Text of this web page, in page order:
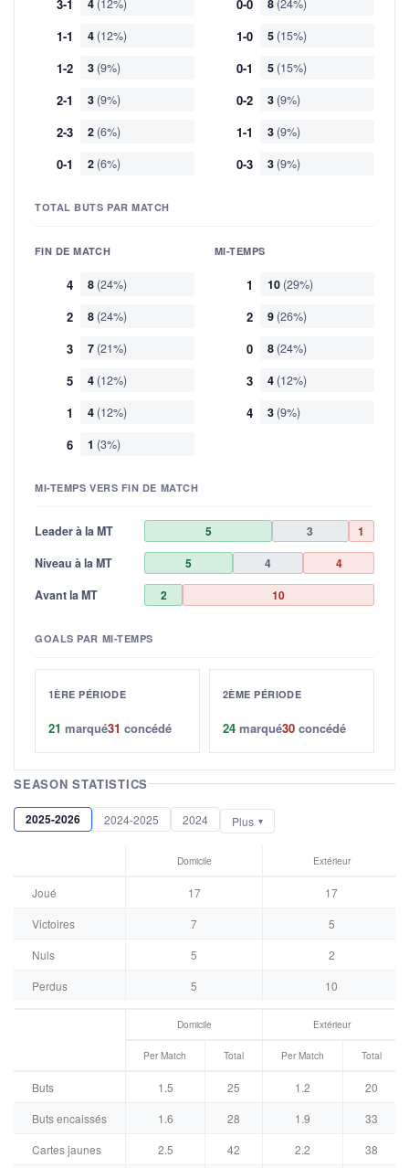
3-1 4 (12%)
1-1 4 (12%)
1-2 3 (9%)
2-1 3 (9%)
2-3 2 (6%)
0-1 2 (6%)
0-0 8 (24%)
1-0 5 (15%)
0-1 5 (15%)
0-2 3 (9%)
1-1 3 (9%)
0-3 3 (9%)
TOTAL BUTS PAR MATCH
FIN DE MATCH
4 8 (24%)
2 8 (24%)
3 7 (21%)
5 4 (12%)
1 4 (12%)
6 1 (3%)
MI-TEMPS
1 10 (29%)
2 9 (26%)
0 8 (24%)
3 4 (12%)
4 3 (9%)
MI-TEMPS VERS FIN DE MATCH
Leader à la MT 5 3
1
Niveau à la MT
5 4
4
Avant la MT
2 10
GOALS PAR MI-TEMPS
1ÈRE PÉRIODE
21 marqué31 concédé
2ÈME PÉRIODE
24 marqué30 concédé
SEASON STATISTICS
2025-2026 2024-2025 2024 Plus
Domicile Extérieur
Joué 17
17
Victoires
7
5
Nuls
5
2
Perdus
5 10
Domicile Extérieur
Per Match Total Per Match Total
Buts 1.5 25 1.2
20
Buts encaissés
1.6 28 1.9
33
Cartes jaunes
2.5 42 2.2
38